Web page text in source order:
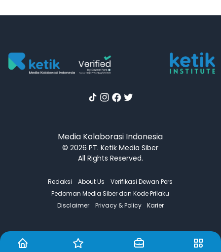
Media Kolaborasi Indonesia
© 2026 PT. Ketik Media Siber
All Rights Reserved.
Redaksi About Us
Verifikasi Dewan Pers
Pedoman Media Siber dan Kode Prilaku
Disclaimer
Privacy & Policy Karier